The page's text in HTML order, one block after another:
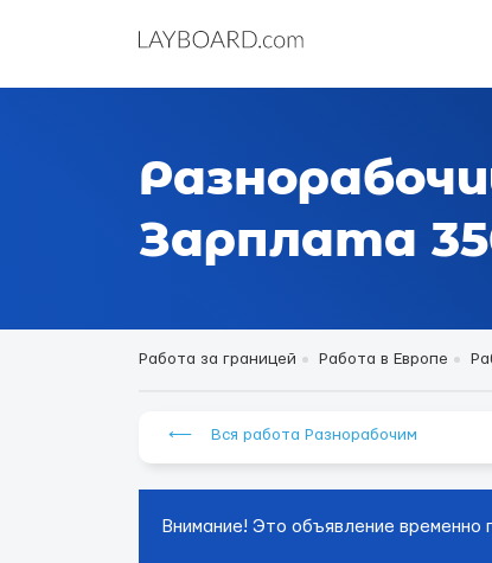
Зарплата
Работа за границей Работа в Европе
⟵ Вся работа Разнорабочим
Внимание! Это объявление временно